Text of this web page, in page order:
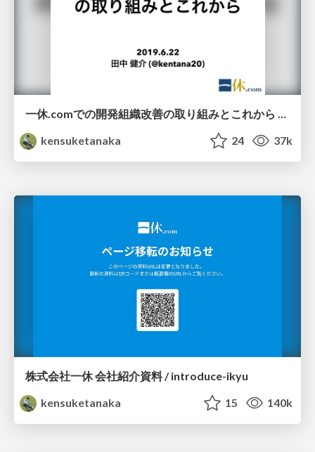
一休.comでの開発組織改善の取り組みとこれから /improve-ikyu-devlove-x
kensuketanaka
24 37k
株式会社一休 会社紹介資料 / introduce-ikyu
kensuketanaka
15 140k